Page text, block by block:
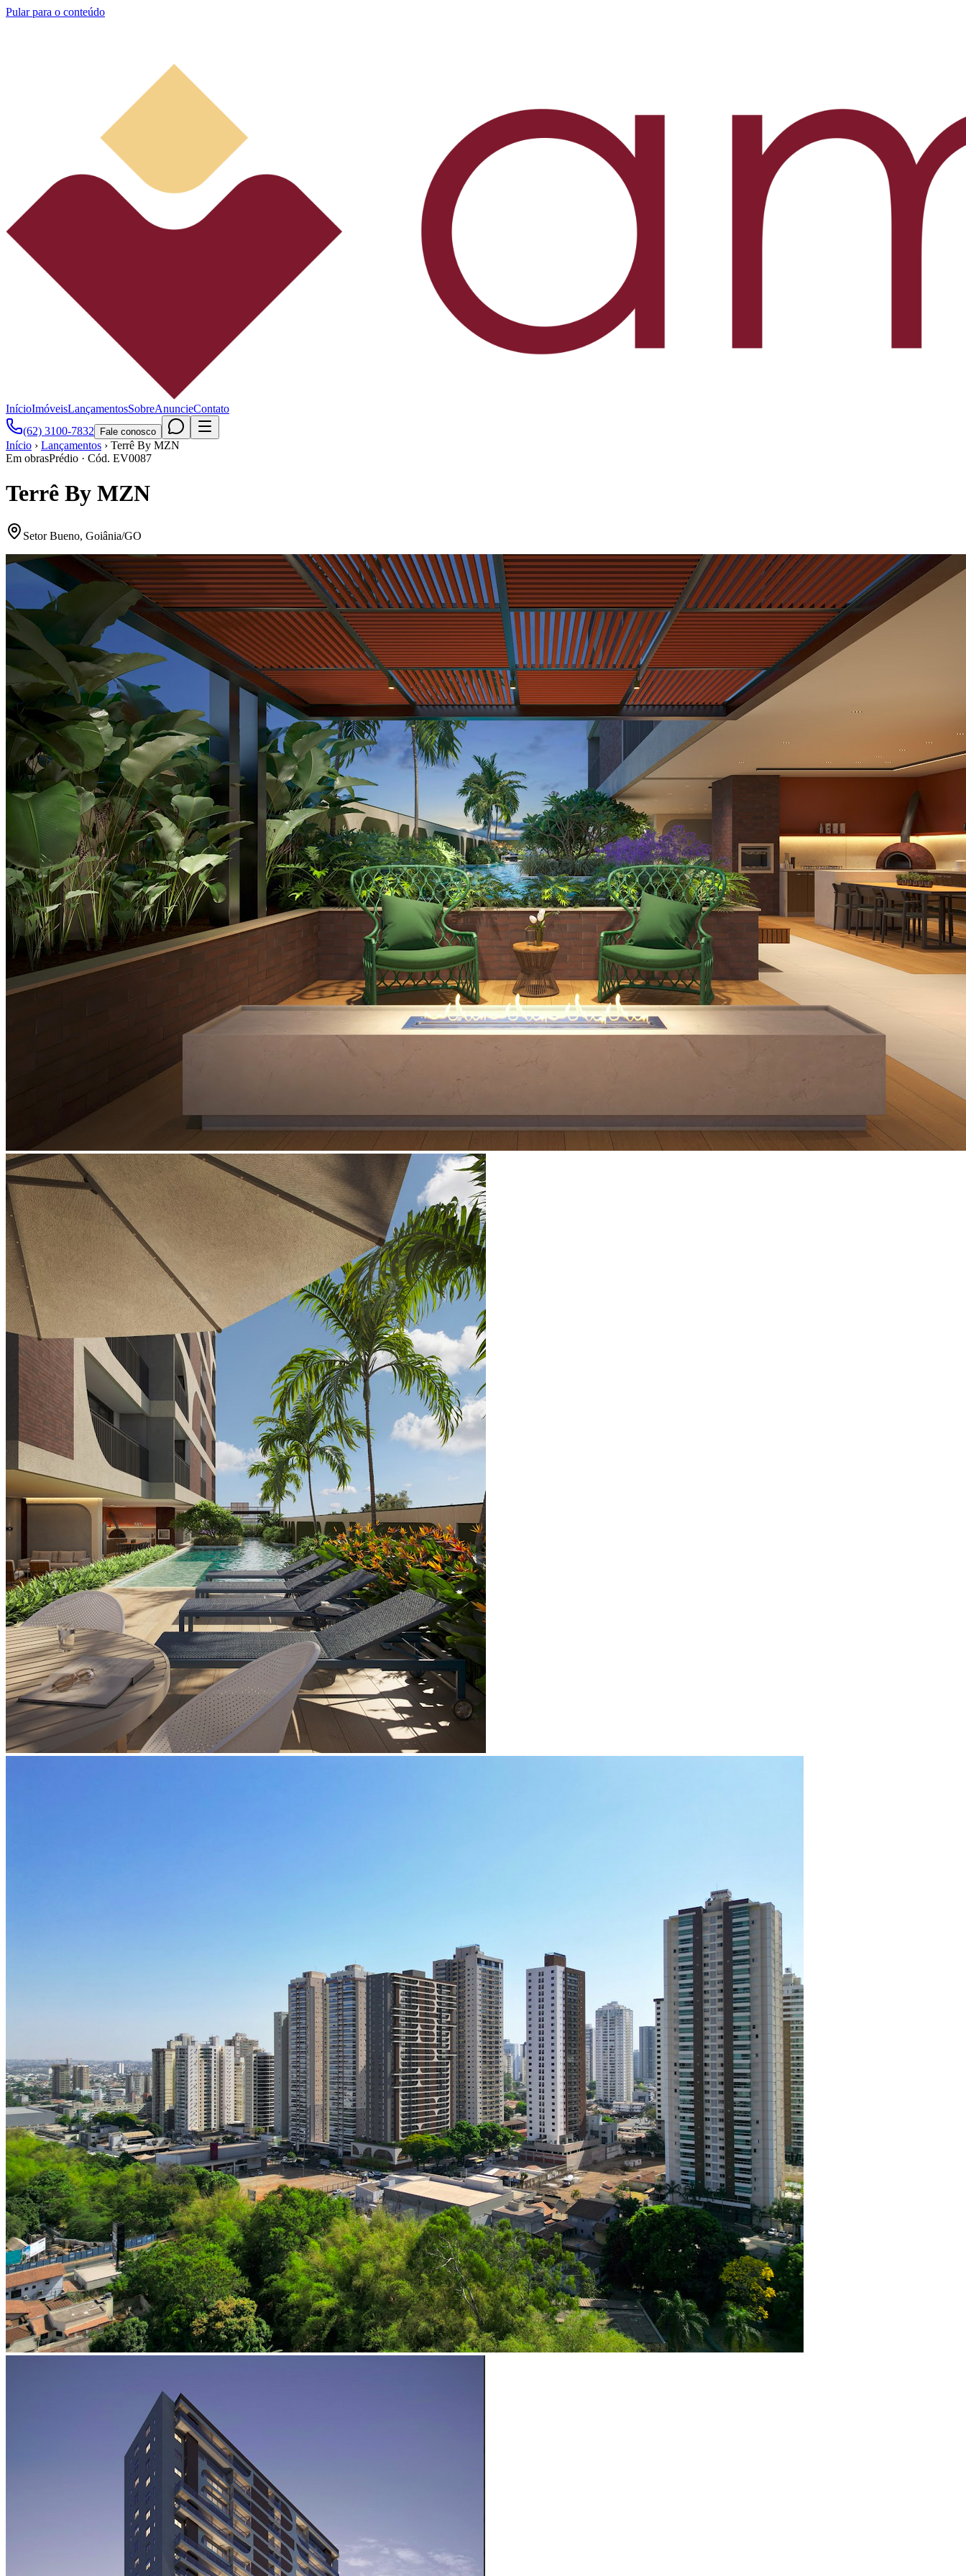
Pular para o conteúdo
InícioImóveisLançamentosSobreAnuncieContato
(62) 3100-7832
Fale conosco
Início › Lançamentos › Terrê By MZN
Em obrasPrédio · Cód. EV0087
Terrê By MZN
Setor Bueno, Goiânia/GO